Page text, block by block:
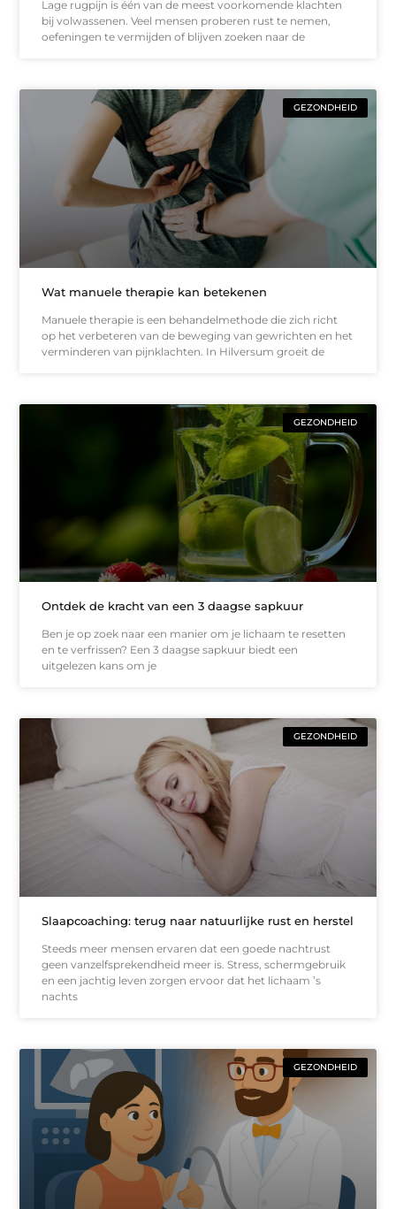
Lage rugpijn is één van de meest voorkomende klachten
bij volwassenen. Veel mensen proberen rust te nemen,
oefeningen te vermijden of blijven zoeken naar de
GEZONDHEID
Wat manuele therapie kan betekenen
Manuele therapie is een behandelmethode die zich richt
op het verbeteren van de beweging van gewrichten en het
verminderen van pijnklachten. In Hilversum groeit de
GEZONDHEID
Ontdek de kracht van een 3 daagse sapkuur
Ben je op zoek naar een manier om je lichaam te resetten
en te verfrissen? Een 3 daagse sapkuur biedt een
uitgelezen kans om je
GEZONDHEID
Slaapcoaching: terug naar natuurlijke rust en herstel
Steeds meer mensen ervaren dat een goede nachtrust
geen vanzelfsprekendheid meer is. Stress, schermgebruik
en een jachtig leven zorgen ervoor dat het lichaam ’s
nachts
GEZONDHEID